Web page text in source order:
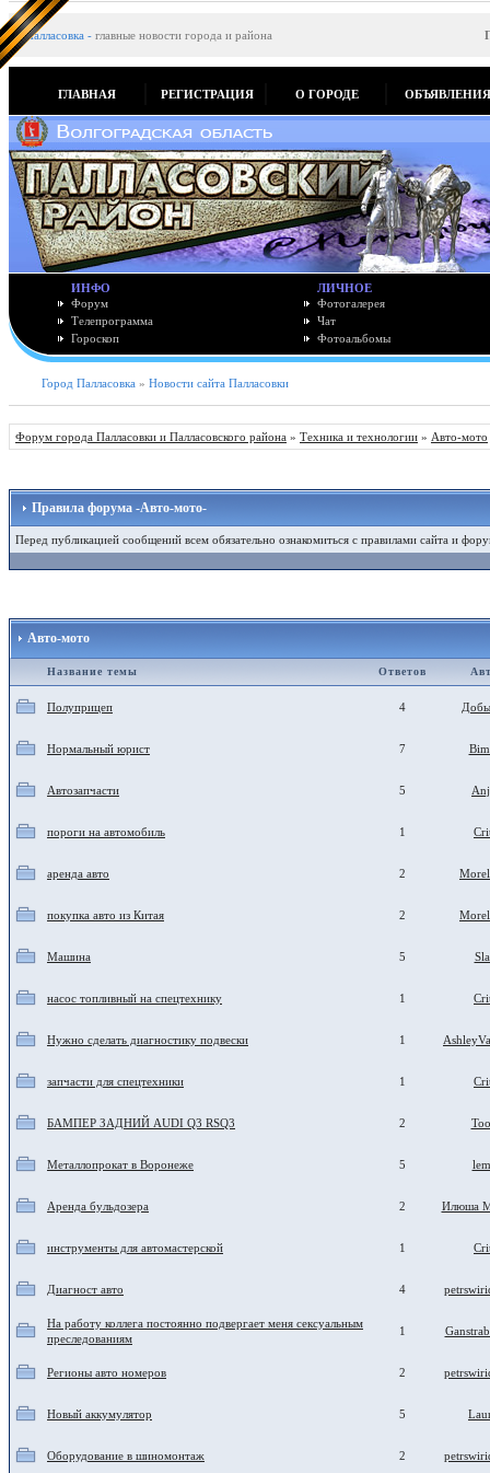
Палласовка - главные новости города и района
ГЛАВНАЯ РЕГИСТРАЦИЯ О ГОРОДЕ ОБЪЯВЛЕНИЯ
ИНФО
Форум
Телепрограмма
Гороскоп
ЛИЧНОЕ
Фотогалерея
Чат
Фотоальбомы
Город Палласовка » Новости сайта Палласовки
Форум города Палласовки и Палласовского района » Техника и технологии » Авто-мото
Правила форума -Авто-мото-
Перед публикацией сообщений всем обязательно ознакомиться с правилами сайта и
Авто-мото
Название темы Ответов
Полуприцеп 4
Нормальный юрист 7
Автозапчасти 5
пороги на автомобиль 1
аренда авто 2
покупка авто из Китая 2
Машина 5
насос топливный на спецтехнику 1
Нужно сделать диагностику подвески 1
запчасти для спецтехники 1
БАМПЕР ЗАДНИЙ AUDI Q3 RSQ3 2
Металлопрокат в Воронеже 5
Аренда бульдозера 2 Илюша
инструменты для автомастерской 1
Диагност авто 4
На работу коллега постоянно подвергает меня сексуальным
преследованиям
1
Регионы авто номеров 2
Новый аккумулятор 5
Оборудование в шиномонтаж 2